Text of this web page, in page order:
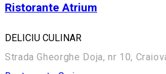
Ristorante Atrium
DELICIU CULINAR
Strada Gheorghe Doja, nr 10,